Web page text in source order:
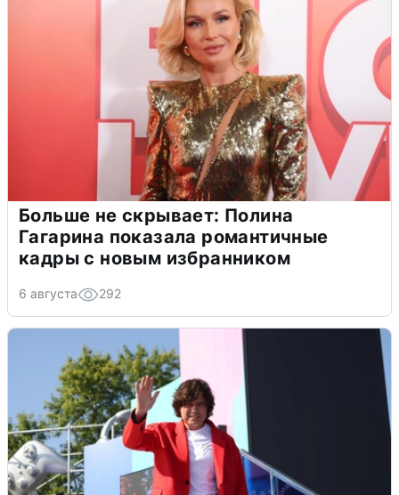
Больше не скрывает: Полина
Гагарина показала романтичные
кадры с новым избранником
6 августа 292